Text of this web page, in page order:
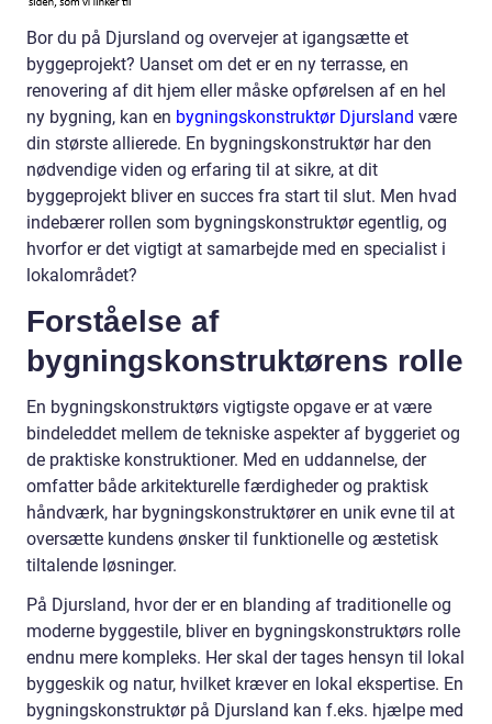
Bor du på Djursland og overvejer at igangsætte et
byggeprojekt? Uanset om det er en ny terrasse, en
renovering af dit hjem eller måske opførelsen af en hel
ny bygning, kan en bygningskonstruktør Djursland være
din største allierede. En bygningskonstruktør har den
nødvendige viden og erfaring til at sikre, at dit
byggeprojekt bliver en succes fra start til slut. Men hvad
indebærer rollen som bygningskonstruktør egentlig, og
hvorfor er det vigtigt at samarbejde med en specialist i
lokalområdet?
Forståelse af
bygningskonstruktørens rolle
En bygningskonstruktørs vigtigste opgave er at være
bindeleddet mellem de tekniske aspekter af byggeriet og
de praktiske konstruktioner. Med en uddannelse, der
omfatter både arkitekturelle færdigheder og praktisk
håndværk, har bygningskonstruktører en unik evne til at
oversætte kundens ønsker til funktionelle og æstetisk
tiltalende løsninger.
På Djursland, hvor der er en blanding af traditionelle og
moderne byggestile, bliver en bygningskonstruktørs rolle
endnu mere kompleks. Her skal der tages hensyn til lokal
byggeskik og natur, hvilket kræver en lokal ekspertise. En
bygningskonstruktør på Djursland kan f.eks. hjælpe med